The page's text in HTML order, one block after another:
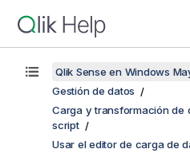
Qlik Sense en Windows
Gestión de datos
Carga y transformación de
script
Usar el editor de carga de